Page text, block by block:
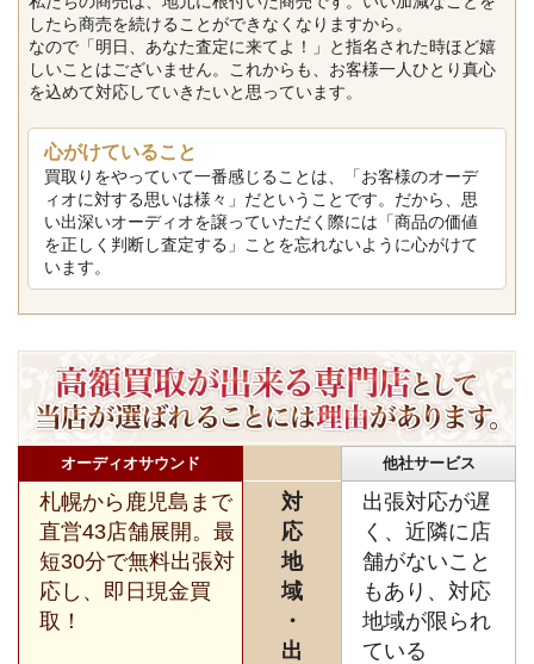
したら商売を続けることができなくなりますから。
なので「明日、あなた査定に来てよ！」と指名された時ほど嬉
しいことはございません。これからも、お客様一人ひとり真心
を込めて対応していきたいと思っています。
心がけていること
買取りをやっていて一番感じることは、「お客様のオーデ
ィオに対する思いは様々」だということです。だから、思
い出深いオーディオを譲っていただく際には「商品の価値
を正しく判断し査定する」ことを忘れないように心がけて
います。
オーディオサウンド 他社サービス
札幌から鹿児島まで
直営43店舗展開。最
短30分で無料出張対
応し、即日現金買
取！
対
応
地
域
・
出
出張対応が遅
く、近隣に店
舗がないこと
もあり、対応
地域が限られ
ている